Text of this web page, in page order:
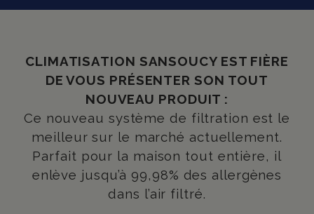
CLIMATISATION SANSOUCY EST FIÈRE
DE VOUS PRÉSENTER SON TOUT
NOUVEAU PRODUIT :
Ce nouveau système de filtration est le
meilleur sur le marché actuellement.
Parfait pour la maison tout entière, il
enlève jusqu’à 99,98% des allergènes
dans l’air filtré.